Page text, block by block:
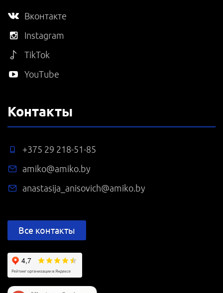
Вконтакте
Instagram
TikTok
YouTube
Контакты
+375 29 218-51-85
amiko@amiko.by
anastasija_anisovich@amiko.by
Все контакты